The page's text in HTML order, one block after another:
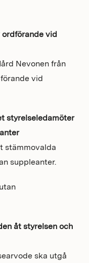
ordförande vid
Nevonen från
vid
styrelseledamöter
stämmovalda
suppleanter.
åt styrelsen och
ska utgå